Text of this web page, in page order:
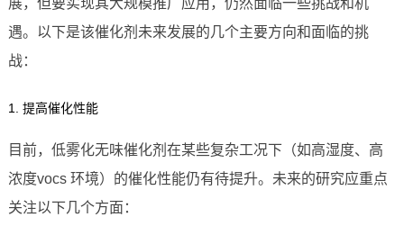
展，但要实现其大规模推广应用，仍然面临一些挑战和机
遇。以下是该催化剂未来发展的几个主要方向和面临的挑
战：
1. 提高催化性能
目前，低雾化无味催化剂在某些复杂工况下（如高湿度、高
浓度vocs 环境）的催化性能仍有待提升。未来的研究应重点
关注以下几个方面：